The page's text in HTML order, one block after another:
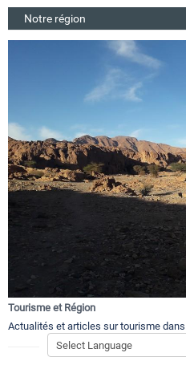
Notre région
Tourisme et Région
Actualités et articles sur tourisme